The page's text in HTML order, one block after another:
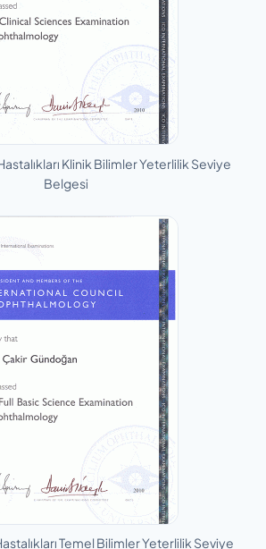
Klinik Bilimler Yeterlilik Seviye
Belgesi
Temel Bilimler Yeterlilik Seviye